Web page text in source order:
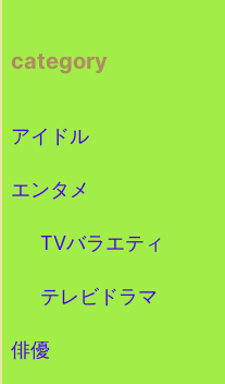
category
アイドル
エンタメ
TVバラエティ
テレビドラマ
俳優